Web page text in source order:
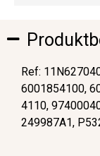
Ref:
6001854100,
4110,
249987A1,